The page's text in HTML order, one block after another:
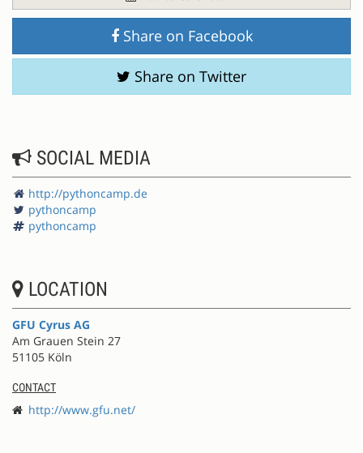
Share on Facebook
Share on Twitter
SOCIAL MEDIA
http://pythoncamp.de
pythoncamp
pythoncamp
LOCATION
GFU Cyrus AG
Am Grauen Stein 27
51105 Köln
CONTACT
http://www.gfu.net/